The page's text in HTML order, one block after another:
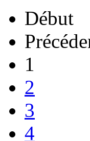
Début
1
2
3
4